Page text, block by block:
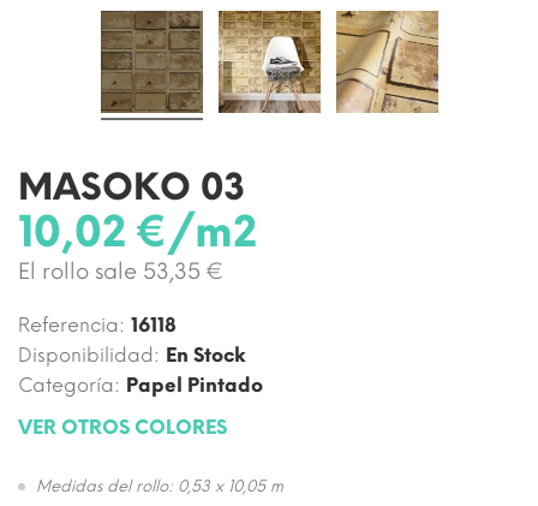
MASOKO 03
10,02 €/m2
El rollo sale 53,35 €
Referencia: 16118
Disponibilidad: En Stock
Categoría: Papel Pintado
VER OTROS COLORES
Medidas del rollo: 0,53 x 10,05 m